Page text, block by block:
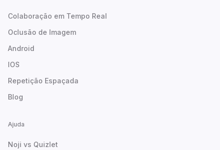
Colaboração em Tempo Real
Oclusão de Imagem
Android
IOS
Repetição Espaçada
Blog
Ajuda
Noji vs Quizlet